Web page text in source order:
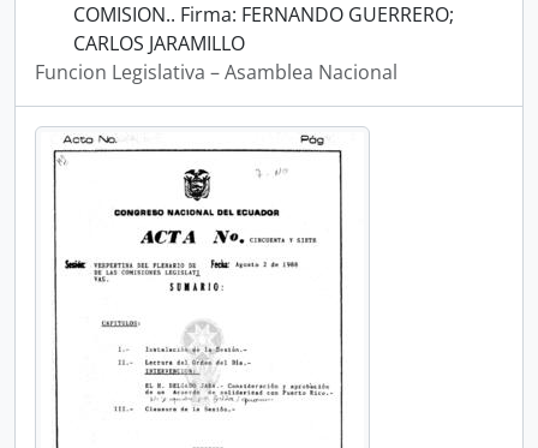
COMISION.. Firma: FERNANDO GUERRERO;
CARLOS JARAMILLO
Funcion Legislativa – Asamblea Nacional